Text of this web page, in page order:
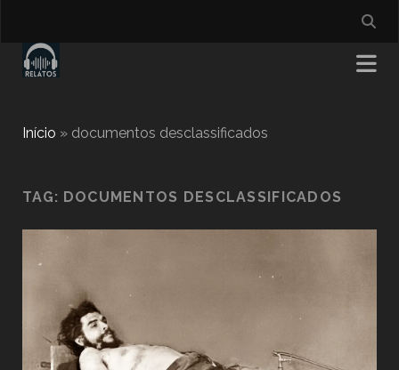
Início » documentos desclassificados
TAG: DOCUMENTOS DESCLASSIFICADOS